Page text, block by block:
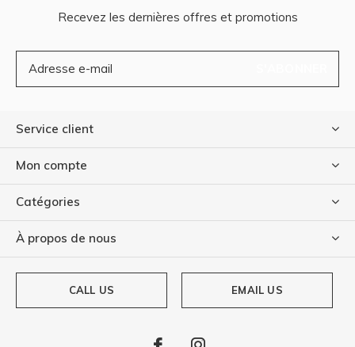
Recevez les dernières offres et promotions
Service client
Mon compte
Catégories
À propos de nous
CALL US EMAIL US